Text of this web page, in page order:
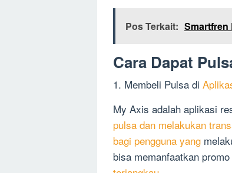
Pos Terkait: Smartfren
Cara Dapat
1. Membeli Pulsa di
My Axis adalah aplikasi
pulsa dan melakukan
bagi pengguna yang
bisa memanfaatkan